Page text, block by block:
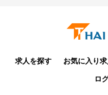
求人を探す お気に入り
ロ